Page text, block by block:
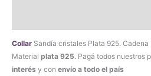
Collar Sandía cristales Plata 925.
Material plata 925. Pagá todos nuestros
interés y con envío a todo el país